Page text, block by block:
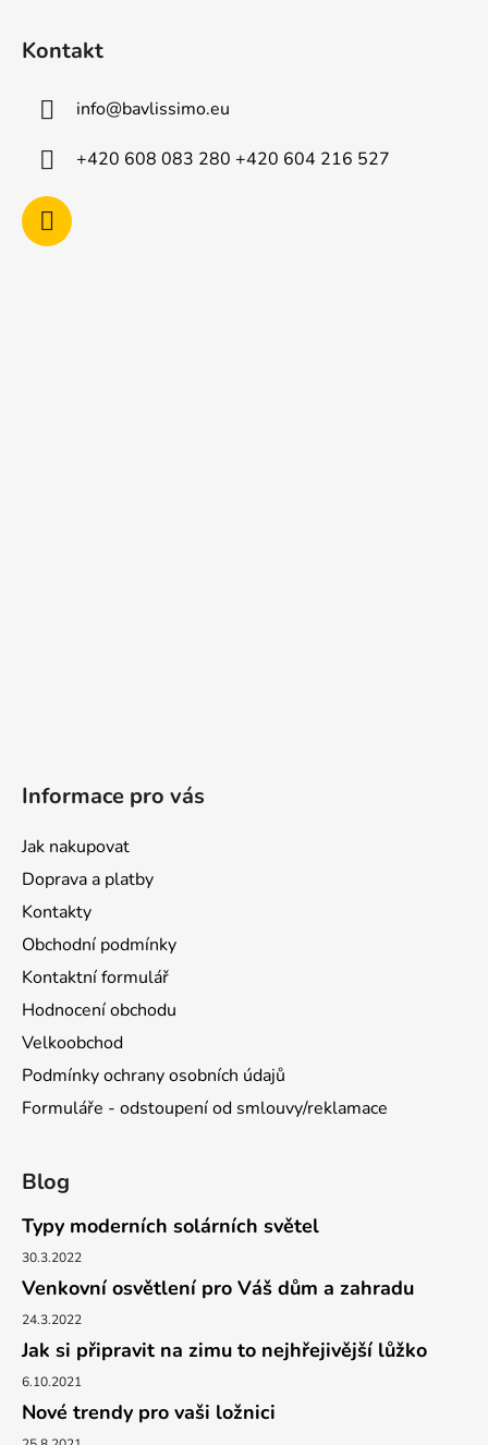
Kontakt
info@bavlissimo.eu
+420 608 083 280 +420 604 216 527
Informace pro vás
Jak nakupovat
Doprava a platby
Kontakty
Obchodní podmínky
Kontaktní formulář
Hodnocení obchodu
Velkoobchod
Podmínky ochrany osobních údajů
Formuláře - odstoupení od smlouvy/reklamace
Blog
Typy moderních solárních světel
30.3.2022
Venkovní osvětlení pro Váš dům a zahradu
24.3.2022
Jak si připravit na zimu to nejhřejivější lůžko
6.10.2021
Nové trendy pro vaši ložnici